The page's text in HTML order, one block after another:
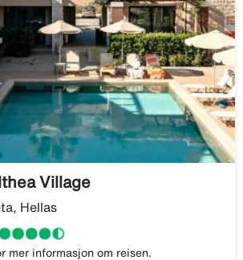
Village
Hellas
mer informasjon om reisen.